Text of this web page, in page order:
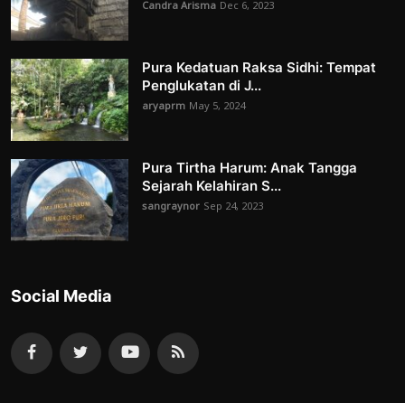
Candra Arisma Dec 6, 2023
Pura Kedatuan Raksa Sidhi: Tempat
Penglukatan di J...
aryaprm May 5, 2024
Pura Tirtha Harum: Anak Tangga
Sejarah Kelahiran S...
sangraynor Sep 24, 2023
Social Media